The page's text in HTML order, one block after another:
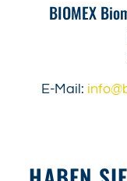
BIOMEX
E-Mail: